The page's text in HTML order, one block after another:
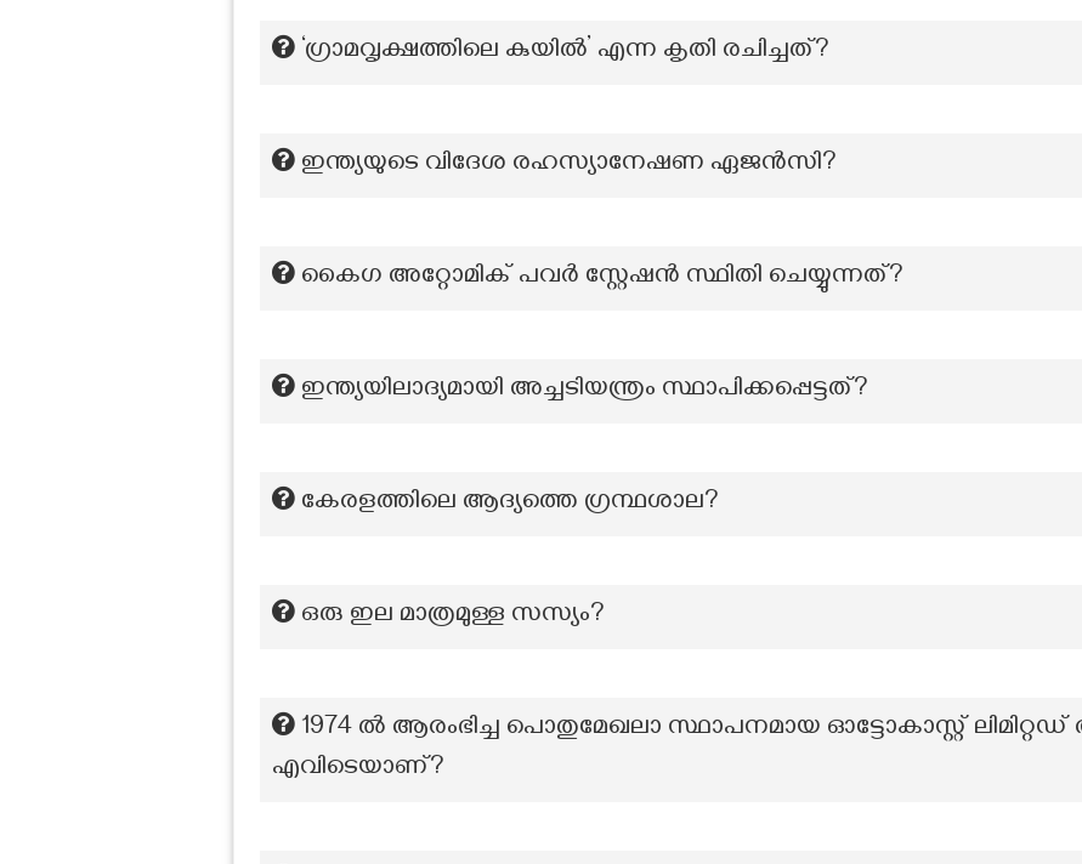
‘ഗ്രാമവൃക്ഷത്തിലെ കുയിൽ’ എന്ന കൃതി രചിച്ചത്?
ഇന്ത്യയുടെ വിദേശ രഹസ്യാനേഷണ ഏജൻസി?
കൈഗ അറ്റോമിക് പവർ സ്റ്റേഷൻ സ്ഥിതി ചെയ്യുന്നത്?
ഇന്ത്യയിലാദ്യമായി അച്ചടിയന്ത്രം സ്ഥാപിക്കപ്പെട്ടത്?
കേരളത്തിലെ ആദ്യത്തെ ഗ്രന്ഥശാല?
ഒരു ഇല മാത്രമുള്ള സസ്യം?
1974 ൽ ആരംഭിച്ച പൊതുമേഖലാ സ്ഥാപനമായ ഓട്ടോകാസ്റ്റ്
എവിടെയാണ്?